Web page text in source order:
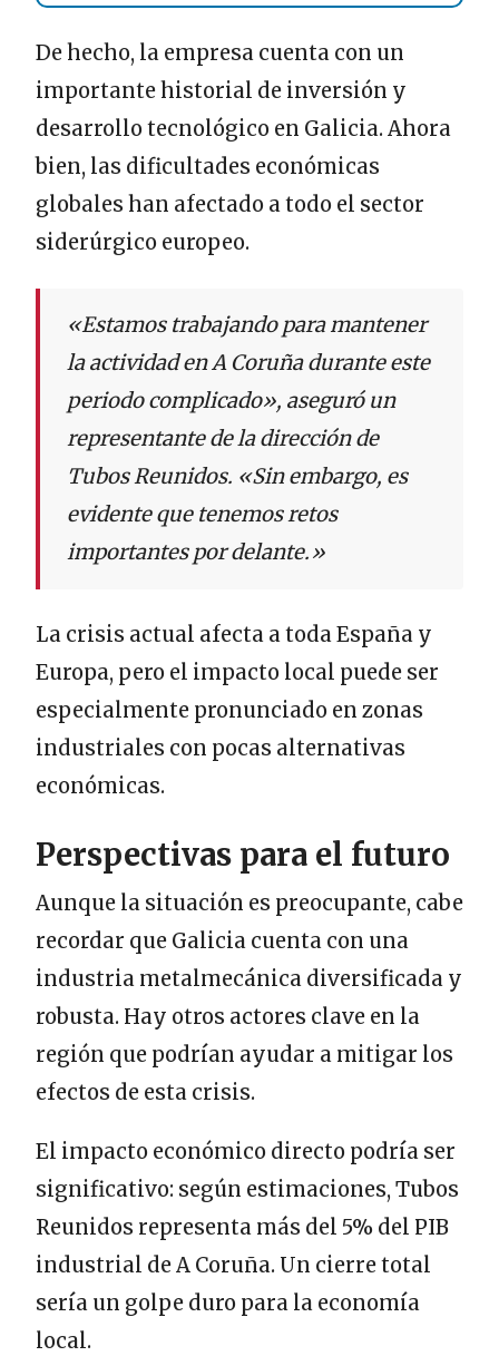
De hecho, la empresa cuenta con un
importante historial de inversión y
desarrollo tecnológico en Galicia. Ahora
bien, las dificultades económicas
globales han afectado a todo el sector
siderúrgico europeo.
«Estamos trabajando para mantener
la actividad en A Coruña durante este
periodo complicado», aseguró un
representante de la dirección de
Tubos Reunidos. «Sin embargo, es
evidente que tenemos retos
importantes por delante.»
La crisis actual afecta a toda España y
Europa, pero el impacto local puede ser
especialmente pronunciado en zonas
industriales con pocas alternativas
económicas.
Perspectivas para el futuro
Aunque la situación es preocupante, cabe
recordar que Galicia cuenta con una
industria metalmecánica diversificada y
robusta. Hay otros actores clave en la
región que podrían ayudar a mitigar los
efectos de esta crisis.
El impacto económico directo podría ser
significativo: según estimaciones, Tubos
Reunidos representa más del 5% del PIB
industrial de A Coruña. Un cierre total
sería un golpe duro para la economía
local.